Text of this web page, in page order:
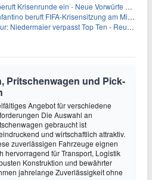
Krisenrunde ein - Neue Vorwürfe gegen FIFA
beruft FIFA-Krisensitzung am Mittwoch ein
Niedermaier verpasst Top Ten - Reusser siegt
Pritschenwagen und Pick-
Angebot für verschiedene
Die Auswahl an
gebraucht ist
und wirtschaftlich attraktiv.
zuverlässigen Fahrzeuge eignen
hervorragend für Transport, Logistik
Konstruktion und bewährter
jahrelange Zuverlässigkeit ohne